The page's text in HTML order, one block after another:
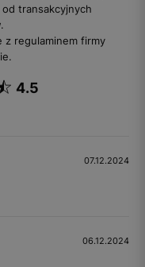
transakcyjnych
z regulaminem firmy
4.5
07.12.2024
06.12.2024